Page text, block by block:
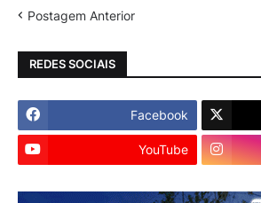
Postagem Anterior
REDES SOCIAIS
Facebook
YouTube